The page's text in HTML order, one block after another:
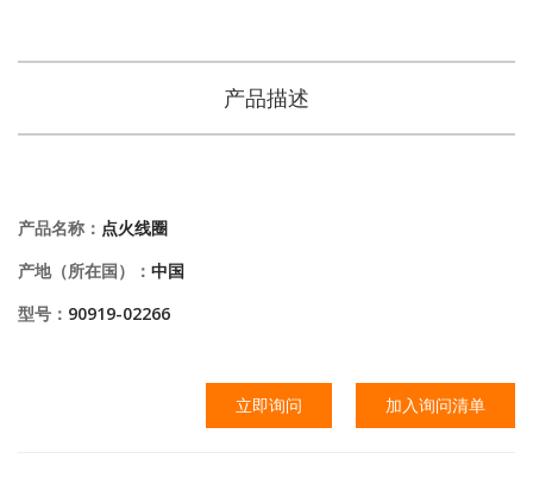
产品描述
产品名称： 点火线圈
产地（所在国）： 中国
型号： 90919-02266
立即询问 加入询问清单